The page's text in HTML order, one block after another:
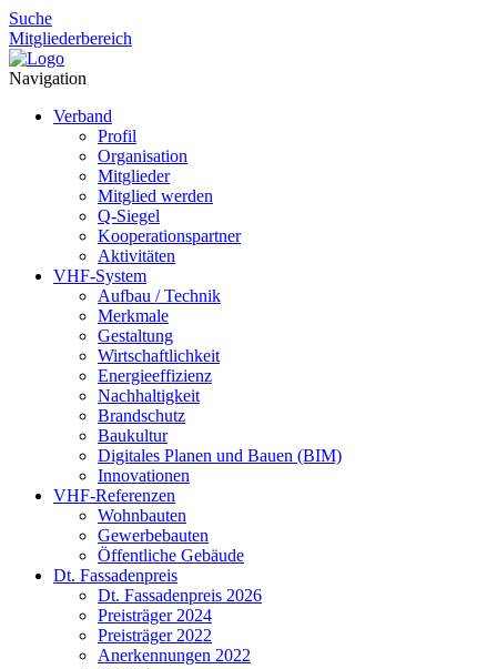
Suche
Mitgliederbereich
Navigation
Verband
Profil
Organisation
Mitglieder
Mitglied werden
Q-Siegel
Kooperationspartner
Aktivitäten
VHF-System
Aufbau / Technik
Merkmale
Gestaltung
Wirtschaftlichkeit
Energieeffizienz
Nachhaltigkeit
Brandschutz
Baukultur
Digitales Planen und Bauen (BIM)
Innovationen
VHF-Referenzen
Wohnbauten
Gewerbebauten
Öffentliche Gebäude
Dt. Fassadenpreis
Dt. Fassadenpreis 2026
Preisträger 2024
Preisträger 2022
Anerkennungen 2022